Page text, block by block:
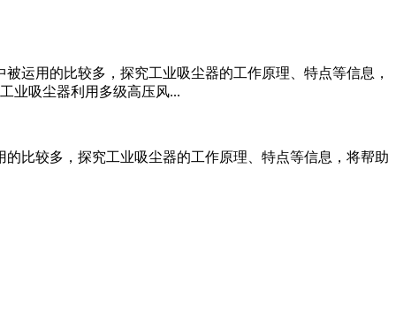
运用的比较多，探究工业吸尘器的工作原理、特点等信息，
业吸尘器利用多级高压风...
比较多，探究工业吸尘器的工作原理、特点等信息，将帮助